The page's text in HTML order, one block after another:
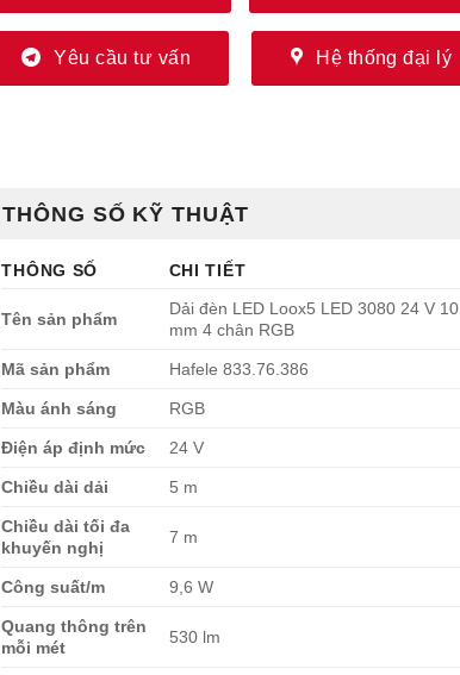
Yêu cầu tư vấn Hệ thống đại lý
THÔNG SỐ KỸ THUẬT
THÔNG SỐ CHI TIẾT
Tên sản phẩm
Dải đèn LED Loox5 LED 3080 24 V 10
mm 4 chân RGB
Mã sản phẩm Hafele 833.76.386
Màu ánh sáng RGB
Điện áp định mức 24 V
Chiều dài dải 5 m
Chiều dài tối đa
khuyến nghị
7 m
Công suất/m 9,6 W
Quang thông trên
mỗi mét
530 lm